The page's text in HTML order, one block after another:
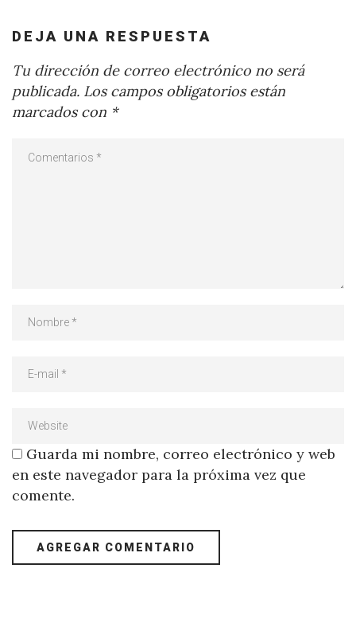
DEJA UNA RESPUESTA
Tu dirección de correo electrónico no será
publicada. Los campos obligatorios están
marcados con *
Guarda mi nombre, correo electrónico y web
en este navegador para la próxima vez que
comente.